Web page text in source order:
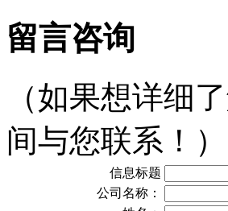
留言咨询
（如果想详细
间与您联系！）
信息标题
公司名称：